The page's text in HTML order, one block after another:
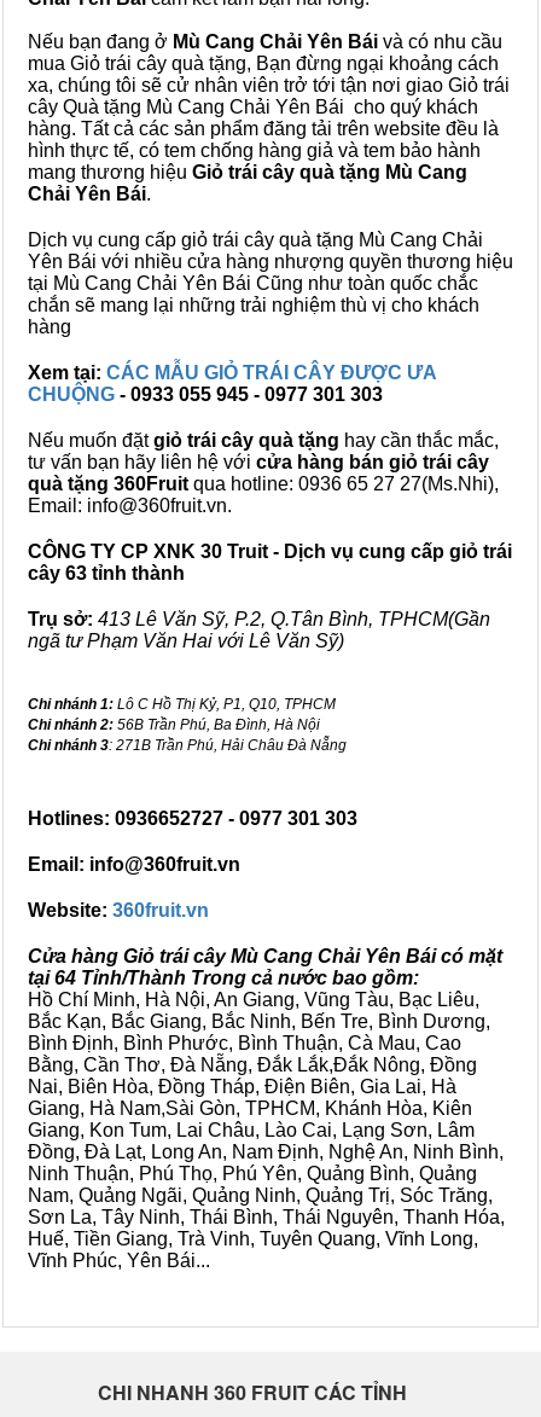
Nếu bạn đang ở Mù Cang Chải Yên Bái và có nhu cầu
mua Giỏ trái cây quà tặng, Bạn đừng ngại khoảng cách
xa, chúng tôi sẽ cử nhân viên trở tới tận nơi giao Giỏ trái
cây Quà tặng Mù Cang Chải Yên Bái cho quý khách
hàng. Tất cả các sản phẩm đăng tải trên website đều là
hình thực tế, có tem chống hàng giả và tem bảo hành
mang thương hiệu Giỏ trái cây quà tặng Mù Cang
Chải Yên Bái.
Dịch vụ cung cấp giỏ trái cây quà tặng Mù Cang Chải
Yên Bái với nhiều cửa hàng nhượng quyền thương hiệu
tại Mù Cang Chải Yên Bái Cũng như toàn quốc chắc
chắn sẽ mang lại những trải nghiệm thù vị cho khách
hàng
Xem tại: CÁC MẪU GIỎ TRÁI CÂY ĐƯỢC ƯA
CHUỘNG - 0933 055 945 - 0977 301 303
Nếu muốn đặtgiỏ trái cây quà tặng hay cần thắc mắc,
tư vấn bạn hãy liên hệ với cửa hàng bán giỏ trái cây
quà tặng 360Fruit qua hotline: 0936 65 27 27(Ms.Nhi),
Email: info@360fruit.vn.
CÔNG TY CP XNK 30 Truit - Dịch vụ cung cấp giỏ trái
cây 63 tỉnh thành
Trụ sở: 413 Lê Văn Sỹ, P.2, Q.Tân Bình, TPHCM(Gần
ngã tư Phạm Văn Hai với Lê Văn Sỹ)
Chi nhánh 1: Lô C Hồ Thị Kỷ, P1, Q10, TPHCM
Chi nhánh 2: 56B Trần Phú, Ba Đình, Hà Nội
Chi nhánh 3: 271B Trần Phú, Hải Châu Đà Nẵng
Hotlines: 0936652727 - 0977 301 303
Email: info@360fruit.vn
Website: 360fruit.vn
Cửa hàng Giỏ trái cây Mù Cang Chải Yên Bái có mặt
tại 64 Tỉnh/Thành Trong cả nước bao gồm:
Hồ Chí Minh, Hà Nội, An Giang, Vũng Tàu, Bạc Liêu,
Bắc Kạn, Bắc Giang, Bắc Ninh, Bến Tre, Bình Dương,
Bình Định, Bình Phước, Bình Thuận, Cà Mau, Cao
Bằng, Cần Thơ, Đà Nẵng, Đắk Lắk,Đắk Nông, Đồng
Nai, Biên Hòa, Đồng Tháp, Điện Biên, Gia Lai, Hà
Giang, Hà Nam,Sài Gòn, TPHCM, Khánh Hòa, Kiên
Giang, Kon Tum, Lai Châu, Lào Cai, Lạng Sơn, Lâm
Đồng, Đà Lạt, Long An, Nam Định, Nghệ An, Ninh Bình,
Ninh Thuận, Phú Thọ, Phú Yên, Quảng Bình, Quảng
Nam, Quảng Ngãi, Quảng Ninh, Quảng Trị, Sóc Trăng,
Sơn La, Tây Ninh, Thái Bình, Thái Nguyên, Thanh Hóa,
Huế, Tiền Giang, Trà Vinh, Tuyên Quang, Vĩnh Long,
Vĩnh Phúc, Yên Bái...
CHI NHANH 360 FRUIT CÁC TỈNH